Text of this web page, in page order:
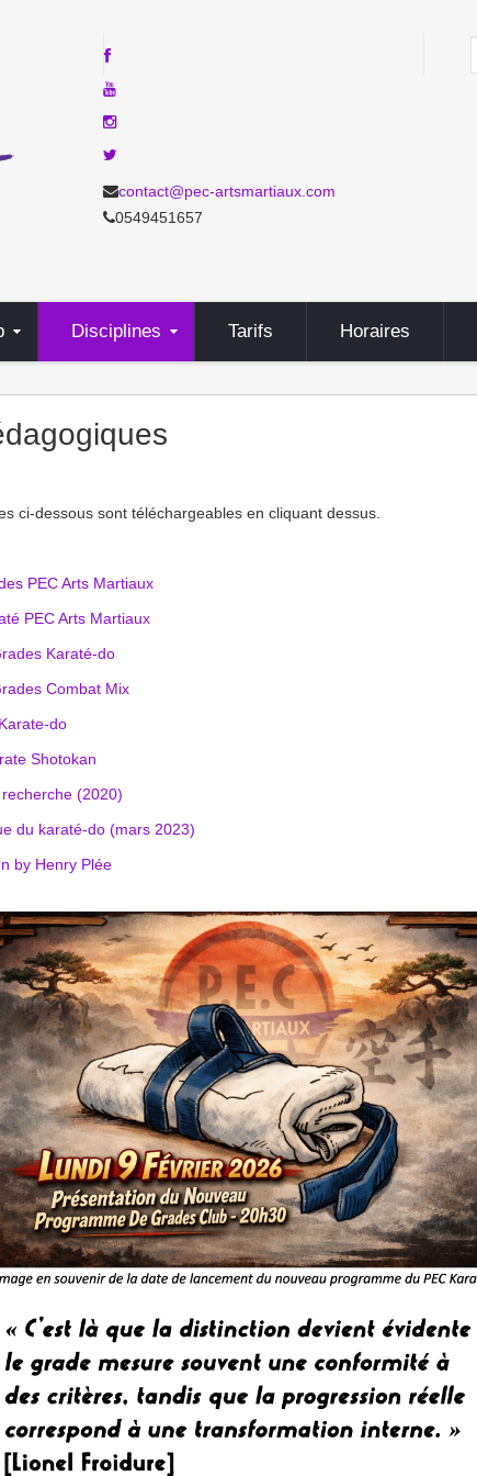
contact@pec-artsmartiaux.com
0549451657
Disciplines Tarifs Horaires
ci-dessous sont téléchargeables en cliquant dessus.
PEC Arts Martiaux
PEC Arts Martiaux
Karaté-do
Combat Mix
do
Shotokan
(2020)
du karaté-do (mars 2023)
by Henry Plée